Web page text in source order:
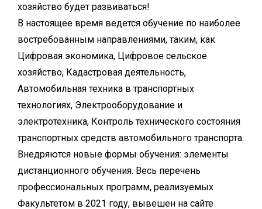
хозяйство будет развиваться!
В настоящее время ведется обучение по наиболее
востребованным направлениями, таким, как
Цифровая экономика, Цифровое сельское
хозяйство, Кадастровая деятельность,
Автомобильная техника в транспортных
технологиях, Электрооборудование и
электротехника, Контроль технического состояния
транспортных средств автомобильного транспорта.
Внедряются новые формы обучения: элементы
дистанционного обучения. Весь перечень
профессиональных программ, реализуемых
Факультетом в 2021 году, вывешен на сайте